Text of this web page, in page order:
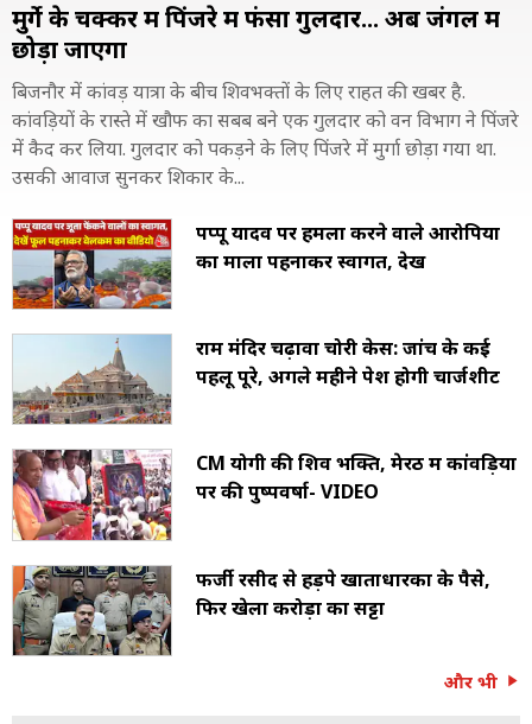
मुर्गे के चक्कर में पिंजरे में फंसा गुलदार... अब जंगल में
छोड़ा जाएगा
बिजनौर में कांवड़ यात्रा के बीच शिवभक्तों के लिए राहत की खबर है.
कांवड़ियों के रास्ते में खौफ का सबब बने एक गुलदार को वन विभाग ने पिंजरे
में कैद कर लिया. गुलदार को पकड़ने के लिए पिंजरे में मुर्गा छोड़ा गया था.
उसकी आवाज सुनकर शिकार के...
पप्पू यादव पर हमला करने वाले आरोपियों
का माला पहनाकर स्वागत, देखें
राम मंदिर चढ़ावा चोरी केस: जांच के कई
पहलू पूरे, अगले महीने पेश होगी चार्जशीट
CM योगी की शिव भक्ति, मेरठ में कांवड़ियों
पर की पुष्पवर्षा- VIDEO
फर्जी रसीद से हड़पे खाताधारकों के पैसे,
फिर खेला करोड़ों का सट्टा
और भी